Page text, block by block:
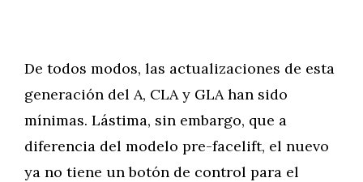
De todos modos, las actualizaciones de esta
generación del A, CLA y GLA han sido
mínimas. Lástima, sin embargo, que a
diferencia del modelo pre-facelift, el nuevo
ya no tiene un botón de control para el